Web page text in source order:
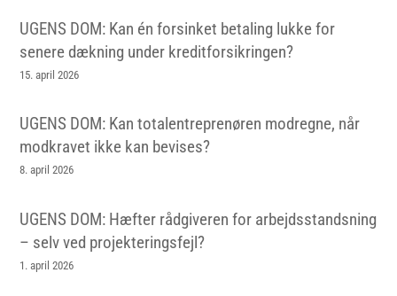
UGENS DOM: Kan én forsinket betaling lukke for
senere dækning under kreditforsikringen?
15. april 2026
UGENS DOM: Kan totalentreprenøren modregne, når
modkravet ikke kan bevises?
8. april 2026
UGENS DOM: Hæfter rådgiveren for arbejdsstandsning
– selv ved projekteringsfejl?
1. april 2026